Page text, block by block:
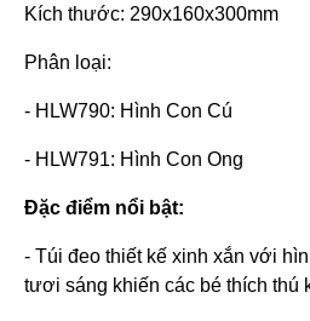
Kích thước: 290x160x300mm
Phân loại:
- HLW790: Hình Con Cú
- HLW791: Hình Con Ong
Đặc điểm nổi bật:
- Túi đeo thiết kế xinh xắn với
tươi sáng khiến các bé thích thú